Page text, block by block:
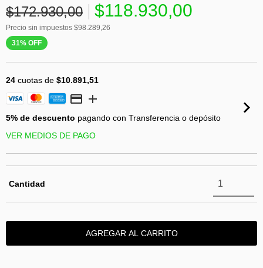
$172.930,00 $118.930,00
Precio sin impuestos $98.289,26
31% OFF
24 cuotas de $10.891,51
5% de descuento pagando con Transferencia o depósito
VER MEDIOS DE PAGO
Cantidad